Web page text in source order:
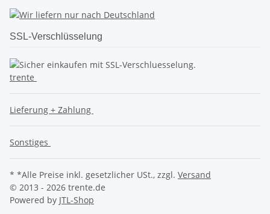
SSL-Verschlüsselung
trente
Lieferung + Zahlung
Sonstiges
* *Alle Preise inkl. gesetzlicher USt., zzgl. Versand
© 2013 - 2026 trente.de
Powered by JTL-Shop